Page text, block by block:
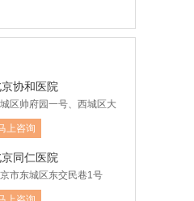
协和医院
区帅府园一号、西城区大
胡同41号
上咨询
同仁医院
市东城区东交民巷1号